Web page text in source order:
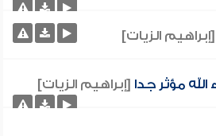
[إبراهيم الزيات]
الله مؤثر جدا [إبراهيم الزيات]